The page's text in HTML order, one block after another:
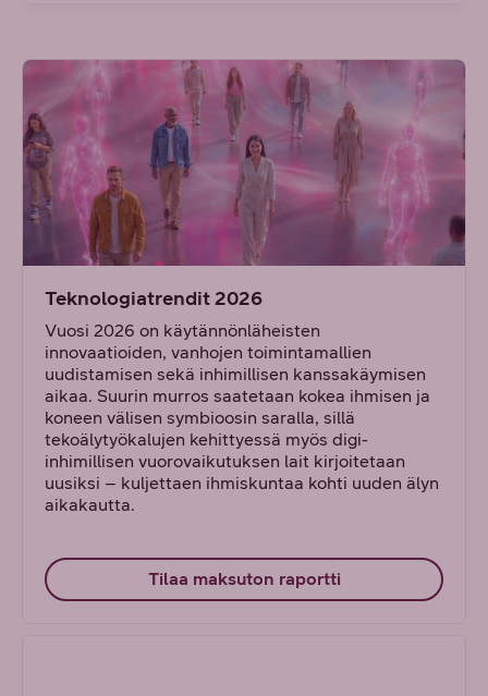
Teknologiatrendit 2026
Vuosi 2026 on käytännönläheisten
innovaatioiden, vanhojen toimintamallien
uudistamisen sekä inhimillisen kanssakäymisen
aikaa. Suurin murros saatetaan kokea ihmisen ja
koneen välisen symbioosin saralla, sillä
tekoälytyökalujen kehittyessä myös digi-
inhimillisen vuorovaikutuksen lait kirjoitetaan
uusiksi – kuljettaen ihmiskuntaa kohti uuden älyn
aikakautta.
Tilaa maksuton raportti